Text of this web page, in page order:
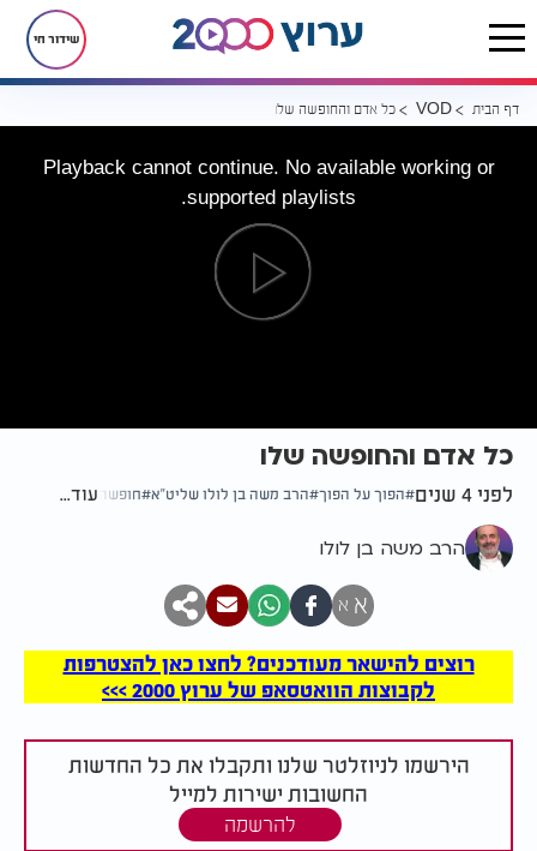
שידור חי
דף הבית VOD כל אדם והחופשה שלו
Playback cannot continue. No available working or
supported playlists.
כל אדם והחופשה שלו
לפני 4 שנים הפוך על הפוך הרב משה בן לולו שליט"א חופשה עוד...
הרב משה בן לולו
א א
רוצים להישאר מעודכנים? לחצו כאן להצטרפות
לקבוצות הוואטסאפ של ערוץ 2000 >>>
הירשמו לניוזלטר שלנו ותקבלו את כל החדשות
החשובות ישירות למייל
להרשמה